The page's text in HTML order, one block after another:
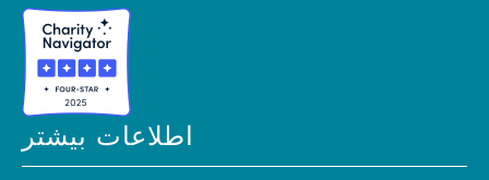
اطلاعات بیشتر